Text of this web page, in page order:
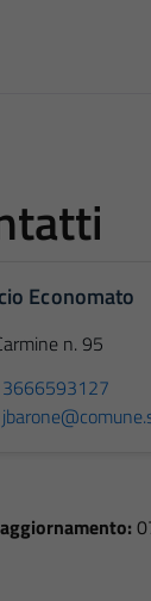
Economato
n. 95
3666593127